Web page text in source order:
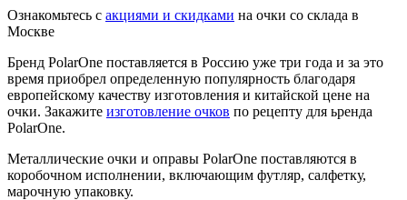
Ознакомьтесь с акциями и скидками на очки со склада в
Москве
Бренд PolarOne поставляется в Россию уже три года и за это
время приобрел определенную популярность благодаря
европейскому качеству изготовления и китайской цене на
очки. Закажите изготовление очков по рецепту для ьренда
PolarOne.
Металлические очки и оправы PolarOne поставляются в
коробочном исполнении, включающим футляр, салфетку,
марочную упаковку.